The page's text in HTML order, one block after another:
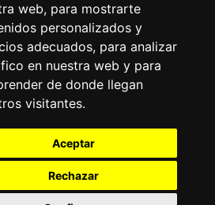
web, para mostrarte
personalizados y
adecuados, para analizar
en nuestra web y para
de donde llegan
visitantes.
Aceptar
Rechazar
byCCNorte Desarrollo|Nota